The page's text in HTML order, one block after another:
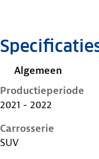
Algemeen
Productieperiode
2021 - 2022
Carrosserie
SUV